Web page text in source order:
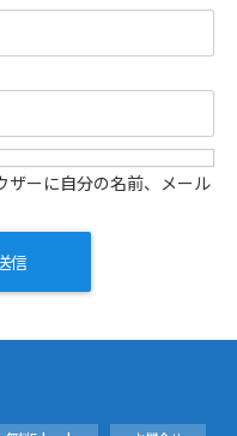
ザーに自分の名前、メール